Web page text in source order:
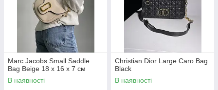
Marc Jacobs Small Saddle
Bag Beige 18 х 16 х 7 см
В наявності
Christian Dior Large Caro Bag
Black
В наявності